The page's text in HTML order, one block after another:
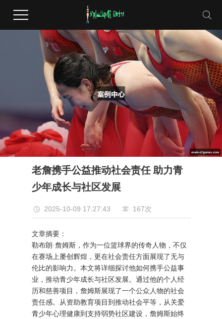
老詹携手公益推动社会责任 助力青
少年成长与社区发展
2025-10-09 17:27:43 167次
文章摘要：
勒布朗·詹姆斯，作为一位篮球界的传奇人物，不仅
在赛场上屡创辉煌，更在社会责任方面展现了无与
伦比的影响力。本文将详细探讨他如何携手公益事
业，推动青少年成长与社区发展。通过他的个人经
历和慈善项目，詹姆斯展现了一个公众人物的社会
责任感。从资助教育项目到推动社会平等，从关爱
青少年心理健康到支持弱势社区建设，詹姆斯始终